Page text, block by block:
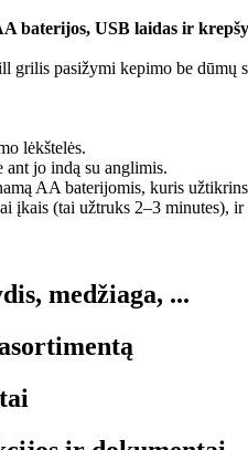
baterijos, USB laidas ir
grilis pasižymi kepimo be dūmų
lėkštelės.
jo indą su anglimis.
AA baterijomis, kuris
įkais (tai užtruks 2–3 minutes),
medžiaga, ...